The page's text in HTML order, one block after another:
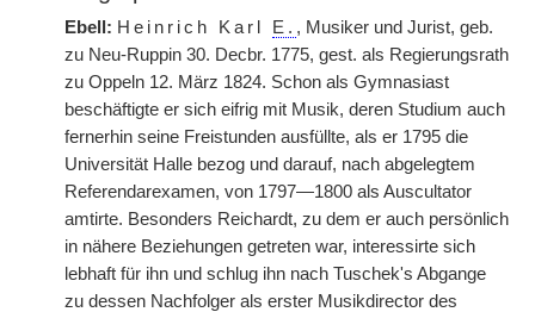
Ebell: Heinrich Karl E. , Musiker und Jurist, geb.
zu Neu-Ruppin 30. Decbr. 1775, gest. als Regierungsrath
zu Oppeln 12. März 1824. Schon als Gymnasiast
beschäftigte er sich eifrig mit Musik, deren Studium auch
fernerhin seine Freistunden ausfüllte, als er 1795 die
Universität Halle bezog und darauf, nach abgelegtem
Referendarexamen, von 1797—1800 als Auscultator
amtirte. Besonders Reichardt, zu dem er auch persönlich
in nähere Beziehungen getreten war, interessirte sich
lebhaft für ihn und schlug ihn nach Tuschek's Abgange
zu dessen Nachfolger als erster Musikdirector des